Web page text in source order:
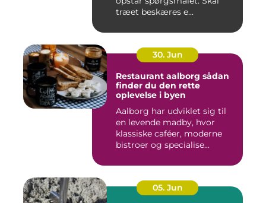
træet beskæres e...
30. Jun
Restaurant aalborg sådan
finder du den rette
oplevelse i byen
Aalborg har udviklet sig til
en levende madby, hvor
klassiske caféer, moderne
bistroer og specialise...
05. Jun